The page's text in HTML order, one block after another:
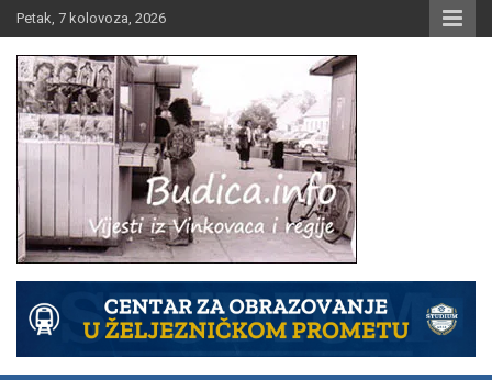
Skip
to
content
Petak, 7 kolovoza, 2026
Budica.info